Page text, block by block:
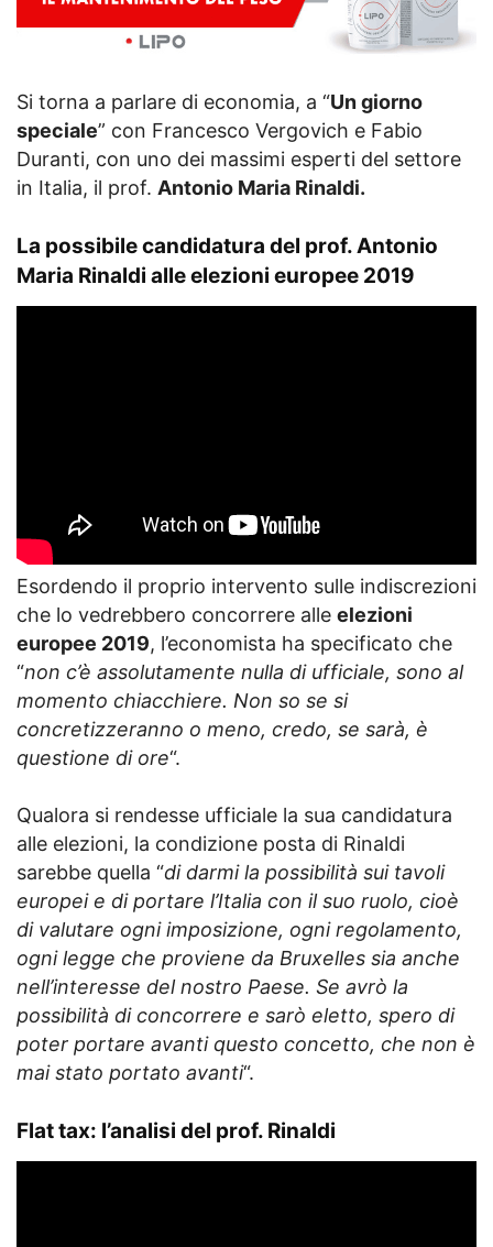
Si torna a parlare di economia, a “Un giorno
speciale” con Francesco Vergovich e Fabio
Duranti, con uno dei massimi esperti del settore
in Italia, il prof. Antonio Maria Rinaldi.
La possibile candidatura del prof. Antonio
Maria Rinaldi alle elezioni europee 2019
Esordendo il proprio intervento sulle indiscrezioni
che lo vedrebbero concorrere alle elezioni
europee 2019, l’economista ha specificato che
“non c’è assolutamente nulla di ufficiale, sono al
momento chiacchiere. Non so se si
concretizzeranno o meno, credo, se sarà, è
questione di ore“.
Qualora si rendesse ufficiale la sua candidatura
alle elezioni, la condizione posta di Rinaldi
sarebbe quella “di darmi la possibilità sui tavoli
europei e di portare l’Italia con il suo ruolo, cioè
di valutare ogni imposizione, ogni regolamento,
ogni legge che proviene da Bruxelles sia anche
nell’interesse del nostro Paese. Se avrò la
possibilità di concorrere e sarò eletto, spero di
poter portare avanti questo concetto, che non è
mai stato portato avanti“.
Flat tax: l’analisi del prof. Rinaldi